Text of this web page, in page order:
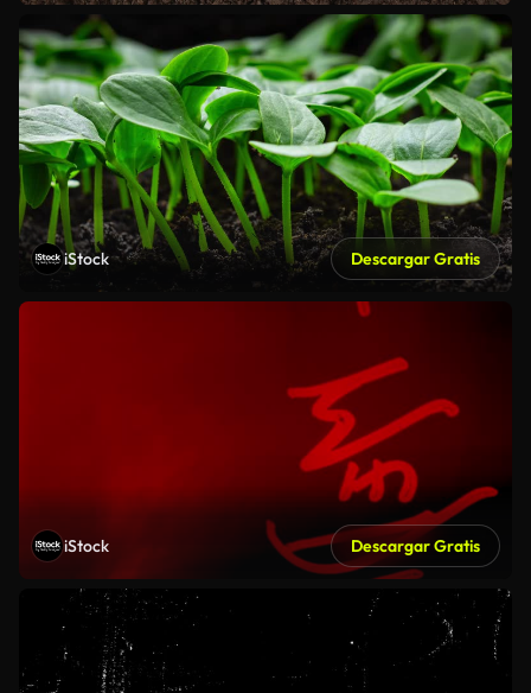
iStock Descargar Gratis
iStock Descargar Gratis